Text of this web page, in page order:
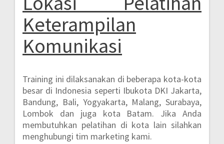
Keterampilan
Komunikasi
Training ini dilaksanakan di beberapa kota-kota
besar di Indonesia seperti Ibukota DKI Jakarta,
Bandung, Bali, Yogyakarta, Malang, Surabaya,
Lombok dan juga kota Batam. Jika Anda
membutuhkan pelatihan di kota lain silahkan
menghubungi tim marketing kami.